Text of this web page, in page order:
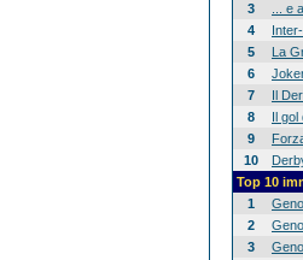
3
... e
4
5
La
6
7
Il
8
Il gol
9
10
Top 10
1
2
3